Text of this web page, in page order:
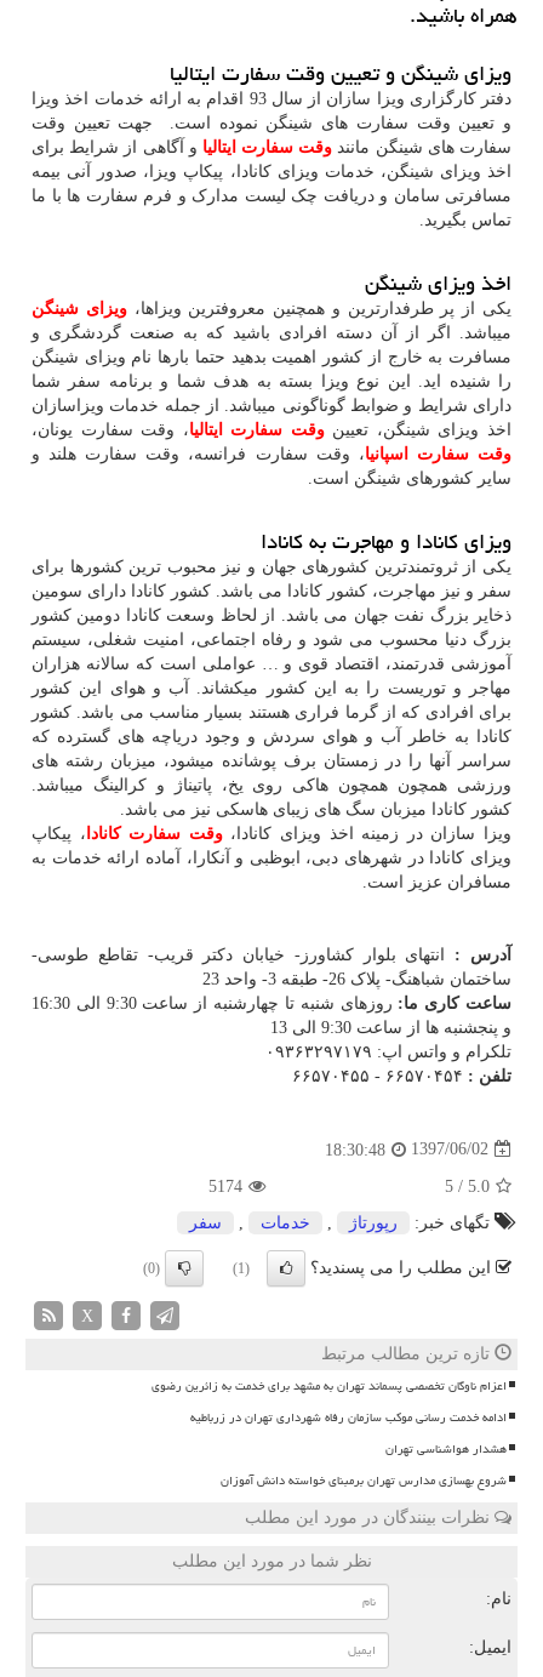
همراه باشید.
ویزای شینگن و تعیین وقت سفارت ایتالیا
دفتر کارگزاری ویزا سازان از سال 93 اقدام به ارائه خدمات اخذ ویزا
و تعیین وقت سفارت های شینگن نموده است. جهت تعیین وقت
سفارت های شینگن مانند وقت سفارت ایتالیا و آگاهی از شرایط برای
اخذ ویزای شینگن، خدمات ویزای کانادا، پیکاپ ویزا، صدور آنی بیمه
مسافرتی سامان و دریافت چک لیست مدارک و فرم سفارت ها با ما
تماس بگیرید.
اخذ ویزای شینگن
یکی از پر طرفدارترین و همچنین معروفترین ویزاها،ویزای شینگن
میباشد. اگر از آن دسته افرادی باشید که به صنعت گردشگری و
مسافرت به خارج از کشور اهمیت بدهید حتما بارها نام ویزای شینگن
را شنیده اید. این نوع ویزا بسته به هدف شما و برنامه سفر شما
دارای شرایط و ضوابط گوناگونی میباشد. از جمله خدمات ویزاسازان
اخذ ویزای شینگن، تعیینوقت سفارت ایتالیا، وقت سفارت یونان،
وقت سفارت اسپانیا، وقت سفارت فرانسه، وقت سفارت هلند و
سایر کشورهای شینگن است.
ویزای کانادا و مهاجرت به کانادا
یکی از ثروتمندترین کشورهای جهان و نیز محبوب ترین کشورها برای
سفر و نیز مهاجرت، کشور کانادا می باشد. کشور کانادا دارای سومین
ذخایر بزرگ نفت جهان می باشد. از لحاظ وسعت کانادا دومین کشور
بزرگ دنیا محسوب می شود و رفاه اجتماعی، امنیت شغلی، سیستم
آموزشی قدرتمند، اقتصاد قوی و … عواملی است که سالانه هزاران
مهاجر و توریست را به این کشور میکشاند. آب و هوای این کشور
برای افرادی که از گرما فراری هستند بسیار مناسب می باشد. کشور
کانادا به خاطر آب و هوای سردش و وجود دریاچه های گسترده که
سراسر آنها را در زمستان برف پوشانده میشود، میزبان رشته های
ورزشی همچون همچون هاکی روی یخ، پاتیناژ و کرالینگ میباشد.
کشور کانادا میزبان سگ های زیبای هاسکی نیز می باشد.
ویزا سازان در زمینه اخذ ویزای کانادا،وقت سفارت کانادا ، پیکاپ
ویزای کانادا در شهرهای دبی، ابوظبی و آنکارا، آماده ارائه خدمات به
مسافران عزیز است.
آدرس :
انتهای بلوار کشاورز- خیابان دکتر قریب- تقاطع طوسی-
ساختمان شباهنگ- پلاک 26- طبقه 3- واحد 23
ساعت کاری ما:
روزهای شنبه تا چهارشنبه از ساعت 9:30 الی 16:30
و پنجشنبه ها از ساعت 9:30 الی 13
تلکرام و واتس اپ: ۰۹۳۶۳۲۹۷۱۷۹
تلفن :
1397/06/02
18:30:48
5.0
/
5
5174
تگهای خبر:
رپورتاژ خدمات سفر
این مطلب را می پسندید؟ (1)
(0)
X
تازه ترین مطالب مرتبط
اعزام ناوگان تخصصی پسماند تهران به مشهد برای خدمت به زائرین رضوی
ادامه خدمت رسانی موکب سازمان رفاه شهرداری تهران در زرباطیه
هشدار هواشناسی تهران
شروع بهسازی مدارس تهران برمبنای خواسته دانش آموزان
نظرات بینندگان در مورد این مطلب
نظر شما در مورد این مطلب
نام:
ایمیل: